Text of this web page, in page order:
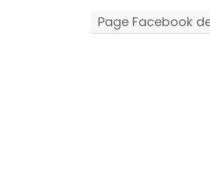
Page Facebook